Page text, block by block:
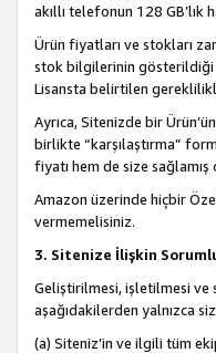
akıllı telefonun 128 GB’lık
Ürün fiyatları ve stokları
stok bilgilerinin gösterildiği
Lisansta belirtilen
Ayrıca, Sitenizde bir
birlikte “karşılaştırma”
fiyatı hem de size sağlamış
Amazon üzerinde hiçbir
vermemelisiniz.
3. Sitenize İlişkin
Geliştirilmesi, işletilmesi ve
aşağıdakilerden yalnızca
(a) Siteniz’in ve ilgili tüm